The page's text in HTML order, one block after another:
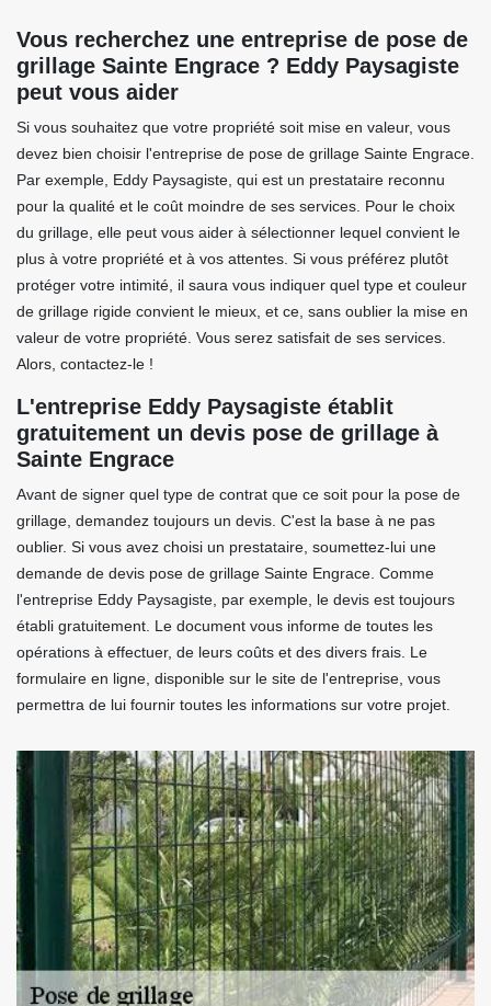
Vous recherchez une entreprise de pose de
grillage Sainte Engrace ? Eddy Paysagiste
peut vous aider
Si vous souhaitez que votre propriété soit mise en valeur, vous
devez bien choisir l'entreprise de pose de grillage Sainte Engrace.
Par exemple, Eddy Paysagiste, qui est un prestataire reconnu
pour la qualité et le coût moindre de ses services. Pour le choix
du grillage, elle peut vous aider à sélectionner lequel convient le
plus à votre propriété et à vos attentes. Si vous préférez plutôt
protéger votre intimité, il saura vous indiquer quel type et couleur
de grillage rigide convient le mieux, et ce, sans oublier la mise en
valeur de votre propriété. Vous serez satisfait de ses services.
Alors, contactez-le !
L'entreprise Eddy Paysagiste établit
gratuitement un devis pose de grillage à
Sainte Engrace
Avant de signer quel type de contrat que ce soit pour la pose de
grillage, demandez toujours un devis. C'est la base à ne pas
oublier. Si vous avez choisi un prestataire, soumettez-lui une
demande de devis pose de grillage Sainte Engrace. Comme
l'entreprise Eddy Paysagiste, par exemple, le devis est toujours
établi gratuitement. Le document vous informe de toutes les
opérations à effectuer, de leurs coûts et des divers frais. Le
formulaire en ligne, disponible sur le site de l'entreprise, vous
permettra de lui fournir toutes les informations sur votre projet.